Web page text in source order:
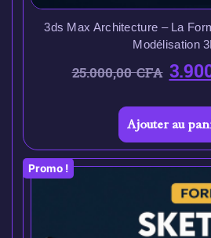
3ds Max Architecture – La
Modélisation
25.000,00CFA
Ajouter au
Promo !